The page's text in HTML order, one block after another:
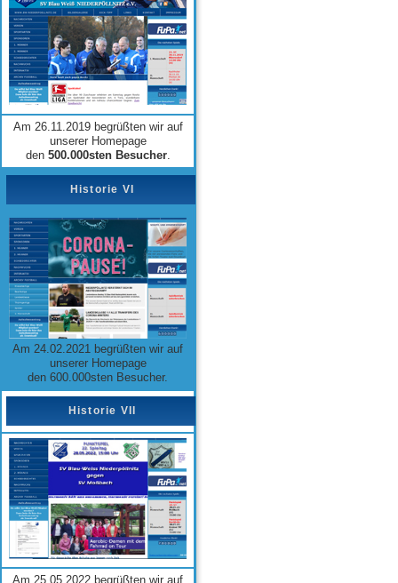
Am 26.11.2019 begrüßten wir auf
unserer Homepage
den 500.000sten Besucher.
Historie VI
Am 24.02.2021 begrüßten wir auf
unserer Homepage
den 600.000sten Besucher.
Historie VII
Am 25.05.2022 begrüßten wir auf